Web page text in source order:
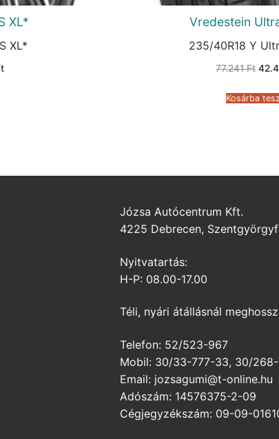
XL*
XL*
Current
Vredestein
235/40R18 Y
77.241Ft
Kosárba
Józsa Autócentrum Kft.
4225 Debrecen,
Nyitvatartás:
H-P: 08.00-17.00
Téli, nyári átállásnál
Telefon: 52/523-967
Mobil: 30/33-777-33, 30/
Email: jozsagumi@t-online.hu
Adószám: 14576375-2-09
Cégjegyzékszám: 09-09-